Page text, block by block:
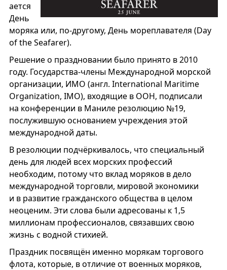
ается
День
моряка или, по-другому, День мореплавателя (Day
of the Seafarer).
Решение о праздновании было принято в 2010
году. Государства-члены Международной морской
организации, ИМО (англ. International Maritime
Organization, IMO), входящие в ООН, подписали
на конференции в Маниле резолюцию №19,
послужившую основанием учреждения этой
международной даты.
В резолюции подчёркивалось, что специальный
день для людей всех морских профессий
необходим, потому что вклад моряков в дело
международной торговли, мировой экономики
и в развитие гражданского общества в целом
неоценим. Эти слова были адресованы к 1,5
миллионам профессионалов, связавших свою
жизнь с водной стихией.
Праздник посвящён именно морякам торгового
флота, которые, в отличие от военных моряков,